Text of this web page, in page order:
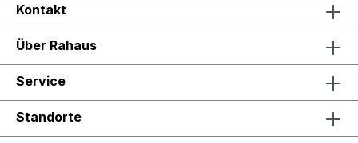
Kontakt
Über Rahaus
Service
Standorte